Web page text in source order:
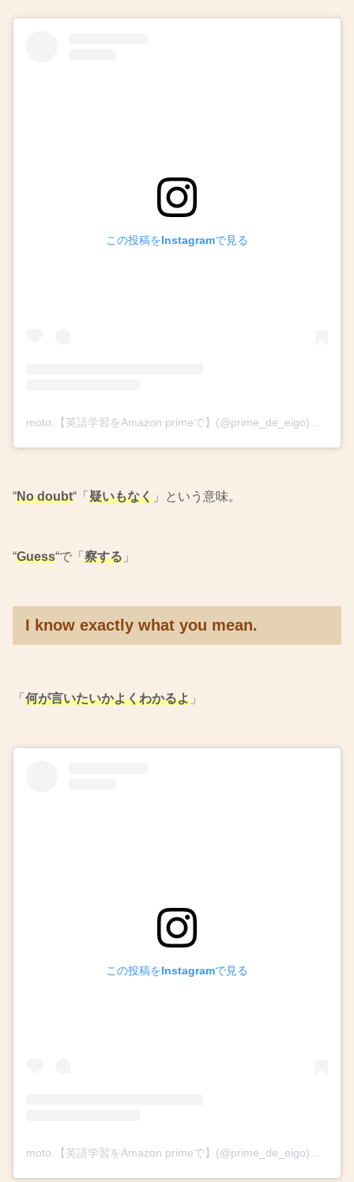
この投稿をInstagramで見る
moto.【英語学習をAmazon primeで】(@prime_de_eigo)がシェアした投稿
“No doubt“「 疑いもなく 」という意味。
“Guess“で「 察する 」
I know exactly what you mean.
「 何が言いたいかよくわかるよ 」
この投稿をInstagramで見る